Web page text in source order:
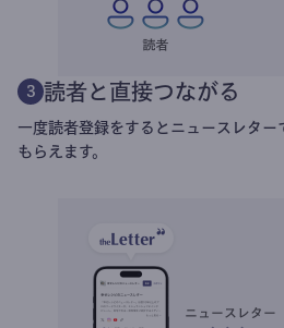
3 読者と直接つながる
一度読者登録をするとニュースレター
もらえます。